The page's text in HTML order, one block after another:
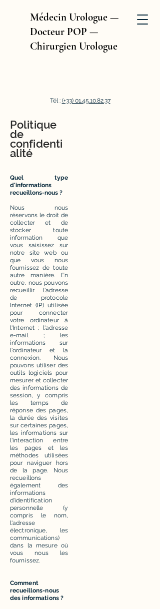
Médecin Urologue —
Docteur POP —
Chirurgien Urologue
Tél : (+33) 01.45.10.82.37
Politique
de
confidenti
alité
Quel type
d'informations
recueillons-nous ?
Nous nous
réservons le droit de
collecter et de
stocker toute
information que
vous saisissez sur
notre site web ou
que vous nous
fournissez de toute
autre manière. En
outre, nous pouvons
recueillir l'adresse
de protocole
Internet (IP) utilisée
pour connecter
votre ordinateur à
l'Internet ; l'adresse
e-mail ; les
informations sur
l'ordinateur et la
connexion. Nous
pouvons utiliser des
outils logiciels pour
mesurer et collecter
des informations de
session, y compris
les temps de
réponse des pages,
la durée des visites
sur certaines pages,
les informations sur
l'interaction entre
les pages et les
méthodes utilisées
pour naviguer hors
de la page. Nous
recueillons
également des
informations
d'identification
personnelle (y
compris le nom,
l'adresse
électronique, les
communications)
dans la mesure où
vous nous les
fournissez.
Comment
recueillons-nous
des informations ?